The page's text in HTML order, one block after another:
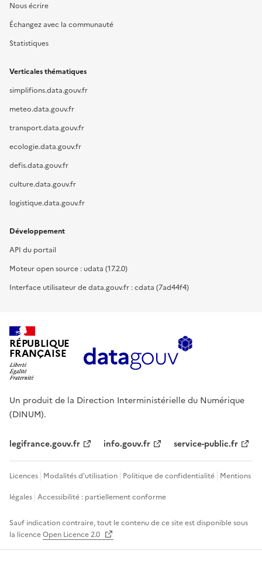
Nous écrire
Échangez avec la communauté
Statistiques
Verticales thématiques
simplifions.data.gouv.fr
meteo.data.gouv.fr
transport.data.gouv.fr
ecologie.data.gouv.fr
defis.data.gouv.fr
culture.data.gouv.fr
logistique.data.gouv.fr
Développement
API du portail
Moteur open source : udata (17.2.0)
Interface utilisateur de data.gouv.fr : cdata (7ad44f4)
RÉPUBLIQUE
FRANÇAISE
Un produit de la Direction Interministérielle du Numérique
(DINUM).
legifrance.gouv.fr info.gouv.fr service-public.fr
Licences Modalités d'utilisation Politique de confidentialité Mentions
légales Accessibilité : partiellement conforme
Sauf indication contraire, tout le contenu de ce site est disponible sous
la licenceOpen Licence 2.0